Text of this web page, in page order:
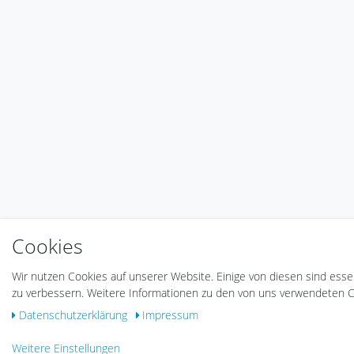
Cookies
Wir nutzen Cookies auf unserer Website. Einige von diesen sind
zu verbessern. Weitere Informationen zu den von uns verwendeten
Daten­schutz­erklärung
Impressum
Weitere Einstellungen